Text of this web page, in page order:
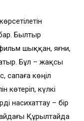
Былтыр
шыққан, яғни,
Бұл – жақсы
сапаға көңіл
көтеріп, күлкі
насихаттау – бір
Құрылтайда